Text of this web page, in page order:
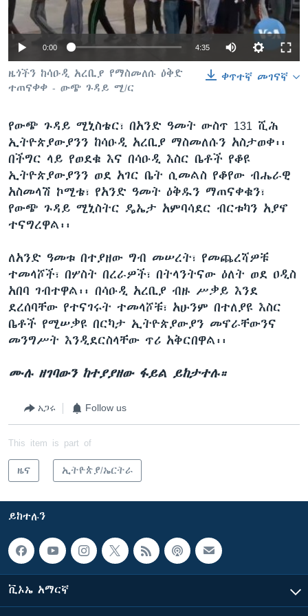
ቋንቋዎች
0:00 4:35
ቀጥተኛ መገናኛ
ዜጎችን ከሳዑዲ አረቢያ የማስመለሱ ዕቅድ
ተጠናቀቀ - ውጭ ጉዳይ ሚ/ር
የውጭ ጉዳይ ሚኒስቴር፣ በአንድ ዓመት ውስጥ 131 ሺሕ
ኢትዮጵያውያንን ከሳዑዲ አረቢያ ማስመለሱን አስታወቀ፡፡
በችግር ላይ የወደቁ እና በሳዑዲ እስር ቤቶች የቆዩ
ኢትዮጵያውያንን ወደ አገር ቤት ሲመልስ የቆየው ብሔራዊ
አስመላሽ ኮሚቴ፣ የአንድ ዓመት ዕቅዱን ማጠናቀቁን፣
የውጭ ጉዳይ ሚኒስትር ዴኤታ አምባሳደር ብርቱካን አያኖ
ተናግረዋል፡፡
ለአንድ ዓመቱ በተያዘው ግብ መሠረት፣ የመጨረሻዎቹ
ተመላሾች፣ በሦስት በረራዎች፣ በትላንትናው ዕለት ወደ ዐዲስ
አበባ ገብተዋል፡፡ በሳዑዲ አረቢያ ብዙ ሥቃይ እንደ
ደረሰባቸው የተናገሩት ተመላሾቹ፣ አሁንም በተለያዩ እስር
ቤቶች የሚሠቃዩ በርካታ ኢትዮጵያውያን መኖራቸውንና
መንግሥት እንዲደርስላቸው ጥሪ አቅርበዋል፡፡
ሙሉ ዘገባውን ከተያያዘው ፋይል ይከታተሉ።
አጋሩ Follow us
This item is part of
ዜና ኢትዮጵያ/ኤርትራ
ይከተሉን
ቪኦኤ አማርኛ